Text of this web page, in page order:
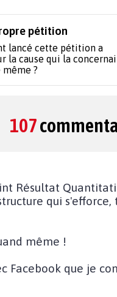
pétition
lancé cette pétition a
la cause qui la
même ?
107
Résultat
qui
même !
Facebook que je